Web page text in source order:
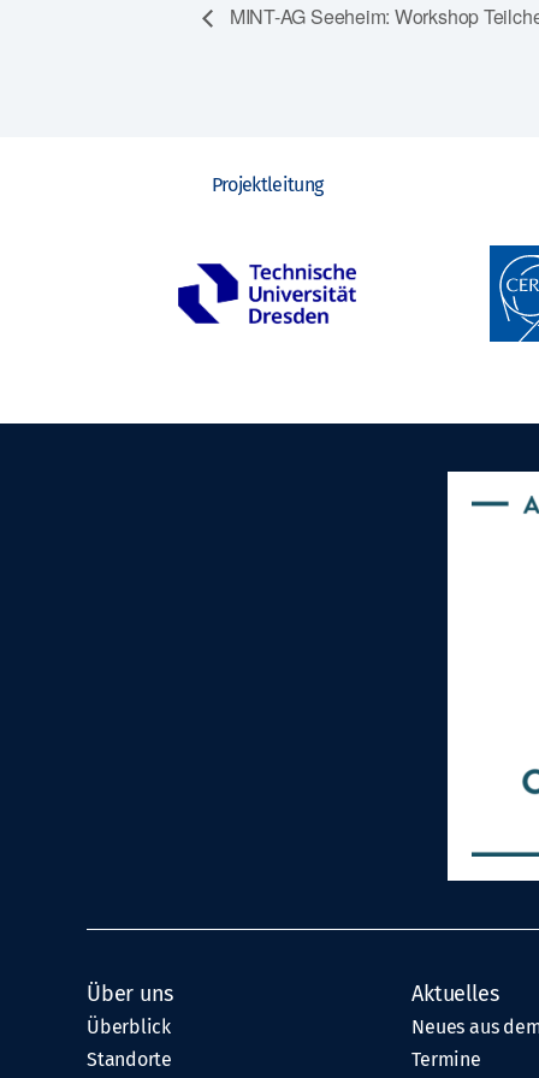
MINT-AG Seeheim: Workshop
Projektleitung
Über uns
Überblick
Standorte
Aktuelles
Neues aus
Termine